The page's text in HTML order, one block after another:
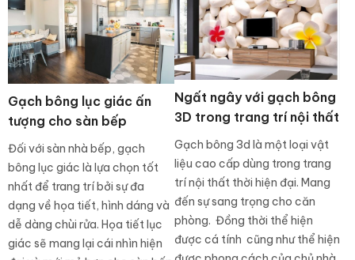
Gạch bông lục giác ấn
tượng cho sàn bếp
Đối với sàn nhà bếp, gạch
bông lục giác là lựa chọn tốt
nhất để trang trí bởi sự đa
dạng về họa tiết, hình dáng và
dễ dàng chùi rửa. Họa tiết lục
giác sẽ mang lại cái nhìn hiện
Ngất ngây với gạch bông
3D trong trang trí nội thất
Gạch bông 3d là một loại vật
liệu cao cấp dùng trong trang
trí nội thất thời hiện đại. Mang
đến sự sang trọng cho căn
phòng. Đồng thời thể hiện
được cá tính cũng như thể hiện